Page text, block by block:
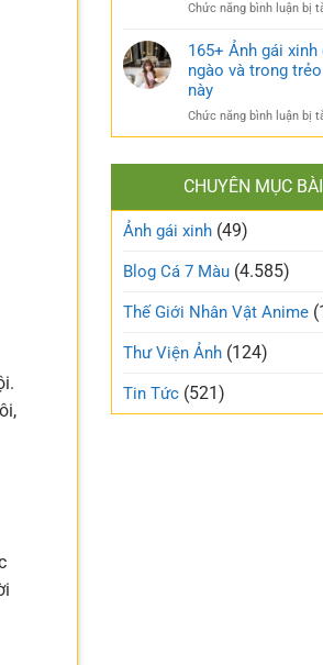
Chức năng bình luận bị
165+ Ảnh gái
ngào và trong
này
Chức năng bình luận bị
CHUYÊN MỤC
Ảnh gái xinh (49)
Blog Cá 7 Màu (4.585)
Thế Giới Nhân Vật Anime
Thư Viện Ảnh (124)
Tin Tức (521)